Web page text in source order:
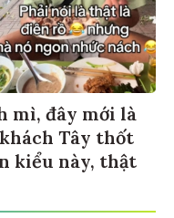
mì, đây mới là
Tây thốt
kiểu này, thật